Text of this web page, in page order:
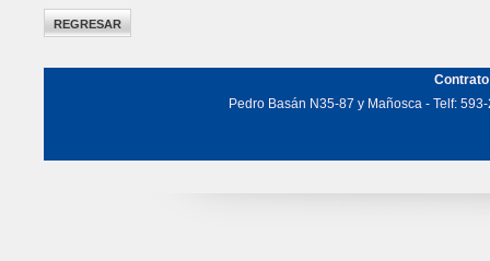
Pedro Basán N35-87 y Mañosca - Telf: